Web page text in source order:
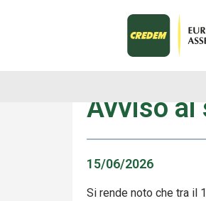
Avviso
15/06/2026
Si rende noto che tra il